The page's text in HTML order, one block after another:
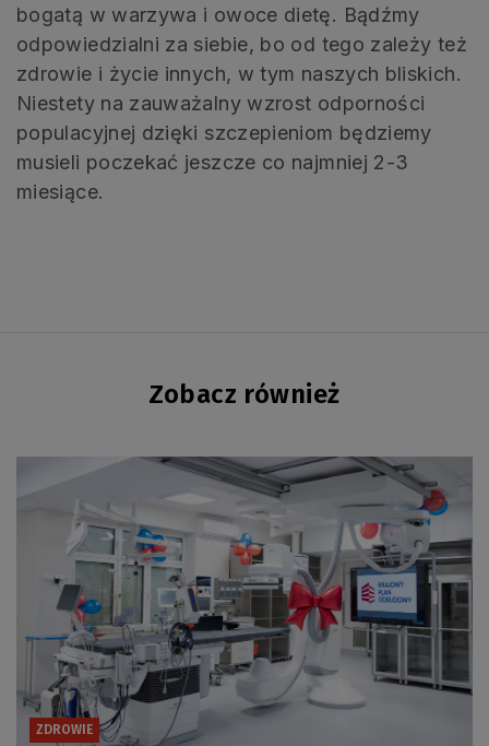
bogatą w warzywa i owoce dietę. Bądźmy
odpowiedzialni za siebie, bo od tego zależy też
zdrowie i życie innych, w tym naszych bliskich.
Niestety na zauważalny wzrost odporności
populacyjnej dzięki szczepieniom będziemy
musieli poczekać jeszcze co najmniej 2-3
miesiące.
Zobacz również
ZDROWIE